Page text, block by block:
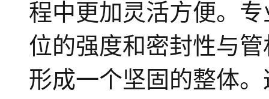
程中更加灵活方便。
位的强度和密封性与
形成一个坚固的整体